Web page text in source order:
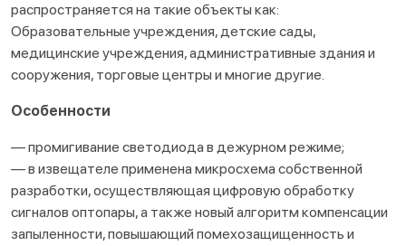
распространяется на такие объекты как:
Образовательные учреждения, детские сады,
медицинские учреждения, административные здания и
сооружения, торговые центры и многие другие.
Особенности
— промигивание светодиода в дежурном режиме;
— в извещателе применена микросхема собственной
разработки, осуществляющая цифровую обработку
сигналов оптопары, а также новый алгоритм компенсации
запыленности, повышающий помехозащищенность и